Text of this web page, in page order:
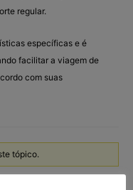
regular.
específicas e é
facilitar a viagem de
com suas
tópico.